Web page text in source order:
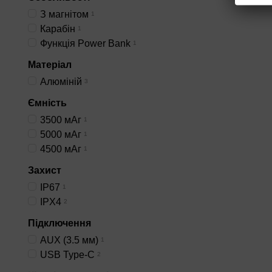
стабільне положення
З магнітом
1
Карабін 1
Функція Power Bank 1
Матеріал
Алюміній
3
Ємність
3500 мАг‌ 1
5000 мАг 1
4500 мАг 1
Захист
IP67
1
IPX4 2
Підключення
AUX (3.5 мм) 1
USB Type-C 2